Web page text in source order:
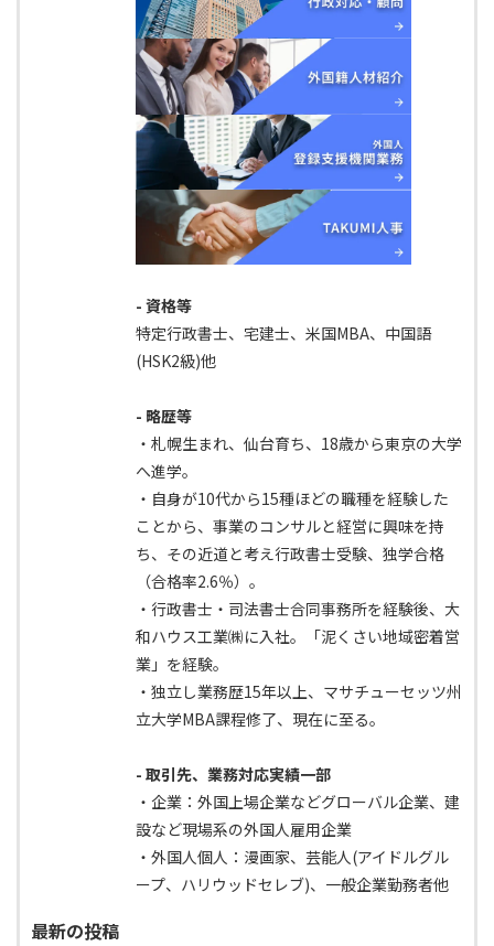
- 資格等
特定行政書士、宅建士、米国MBA、中国語
(HSK2級)他
- 略歴等
・札幌生まれ、仙台育ち、18歳から東京の大学
へ進学。
・自身が10代から15種ほどの職種を経験した
ことから、事業のコンサルと経営に興味を持
ち、その近道と考え行政書士受験、独学合格
（合格率2.6％）。
・行政書士・司法書士合同事務所を経験後、大
和ハウス工業㈱に入社。「泥くさい地域密着営
業」を経験。
・独立し業務歴15年以上、マサチューセッツ州
立大学MBA課程修了、現在に至る。
- 取引先、業務対応実績一部
・企業：外国上場企業などグローバル企業、建
設など現場系の外国人雇用企業
・外国人個人：漫画家、芸能人(アイドルグル
ープ、ハリウッドセレブ)、一般企業勤務者他
最新の投稿